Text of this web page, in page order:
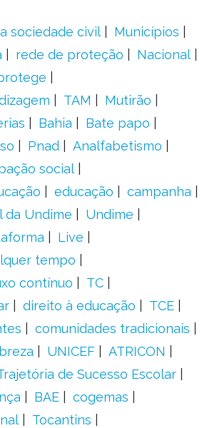
sociedade civil
Municípios
rede de proteção
Nacional
TAM
Mutirão
Bahia
Bate papo
Pnad
Analfabetismo
social
educação
campanha
da Undime
Undime
Live
tempo
contínuo
TC
direito à educação
TCE
comunidades tradicionais
UNICEF
ATRICON
de Sucesso Escolar
BAE
cogemas
Tocantins